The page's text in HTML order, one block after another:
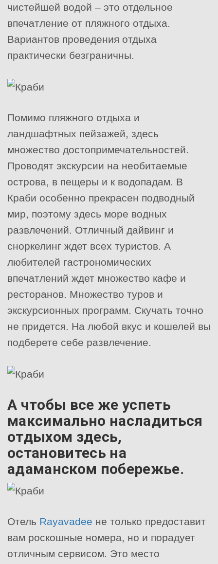
чистейшей водой – это отдельное
впечатление от пляжного отдыха.
Вариантов проведения отдыха
практически безграничны.
Помимо пляжного отдыха и
ландшафтных пейзажей, здесь
множество достопримечательностей.
Проводят экскурсии на необитаемые
острова, в пещеры и к водопадам. В
Краби особенно прекрасен подводный
мир, поэтому здесь море водных
развлечений. Отличный дайвинг и
сноркелинг ждет всех туристов. А
любителей гастрономических
впечатлений ждет множество кафе и
ресторанов. Множество туров и
экскурсионных программ. Скучать точно
не придется. На любой вкус и кошелей вы
подберете себе развлечение.
А чтобы все же успеть
максимально насладиться
отдыхом здесь,
остановитесь на
адаманском побережье.
Отель Rayavadee не только предоставит
вам роскошные номера, но и порадует
отличным сервисом. Это место